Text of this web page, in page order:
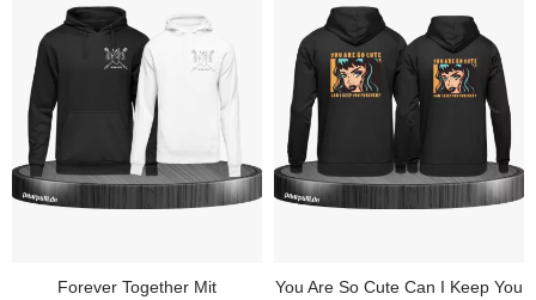
Forever Together Mit
You Are So Cute Can I Keep You